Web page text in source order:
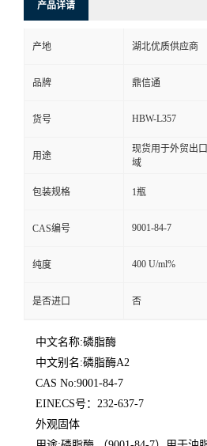
产品详请
产地 湖北优质供应商
品牌 鼎信通
货号 HBW-L357
用途
现货用于外贸出
域
包装规格 1瓶
CAS编号 9001-84-7
纯度 400 U/ml%
是否进口 否
中文名称:磷脂酶
中文别名:磷脂酶A2
CAS No:9001-84-7
EINECS号：232-637-7
外观固体